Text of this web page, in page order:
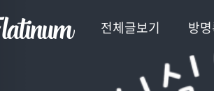
전체글보기 방